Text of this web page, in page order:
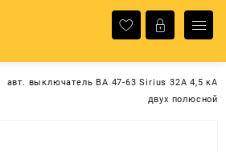
авт. выключатель ВА 47-63 Sirius 32А 4,5 кА
двух полюсной